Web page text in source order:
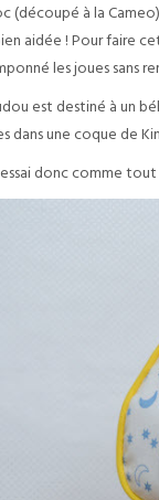
(découpé à la
aidée ! Pour faire
les joues sans
est destiné à un
dans une coque de
donc comme